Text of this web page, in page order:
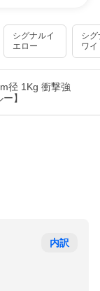
シグナルイ
エロー
シグ
ワイ
径 1Kg 衝撃強
】
内訳